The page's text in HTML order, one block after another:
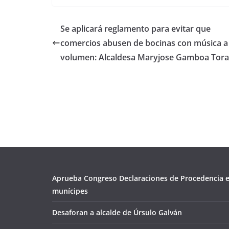
Se aplicará reglamento para evitar que
comercios abusen de bocinas con música
volumen: Alcaldesa Maryjose Gamboa
Aprueba Congreso Declaraciones de Procedencia
munícipes
Desaforan a alcalde de Úrsulo Galván